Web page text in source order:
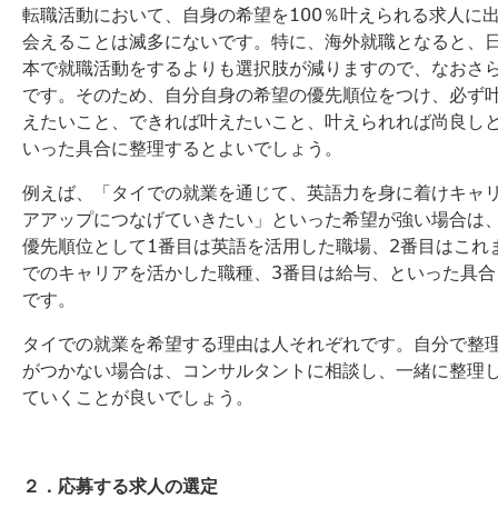
転職活動において、自身の希望を100％叶えられる求人に
会えることは滅多にないです。特に、海外就職となると、
本で就職活動をするよりも選択肢が減りますので、なおさ
です。そのため、自分自身の希望の優先順位をつけ、必ず
えたいこと、できれば叶えたいこと、叶えられれば尚良し
いった具合に整理するとよいでしょう。
例えば、「タイでの就業を通じて、英語力を身に着けキャ
アアップにつなげていきたい」といった希望が強い場合は
優先順位として1番目は英語を活用した職場、2番目はこれ
でのキャリアを活かした職種、3番目は給与、といった具合
です。
タイでの就業を希望する理由は人それぞれです。自分で整
がつかない場合は、コンサルタントに相談し、一緒に整理
ていくことが良いでしょう。
２．応募する求人の選定